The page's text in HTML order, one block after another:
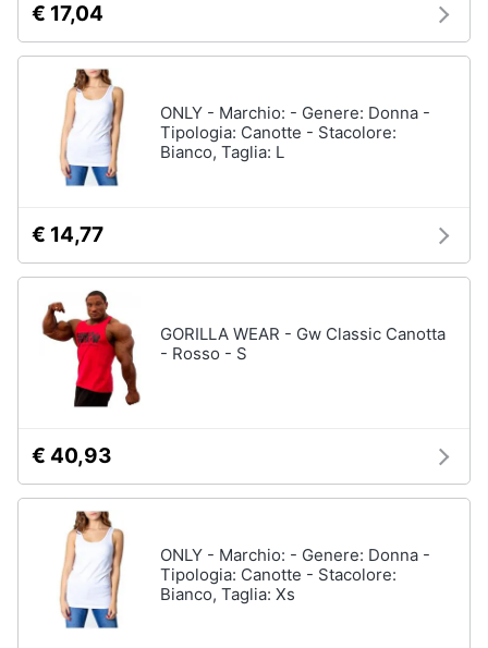
€ 17,04
ONLY - Marchio: - Genere: Donna -
Tipologia: Canotte - Stacolore:
Bianco, Taglia: L
€ 14,77
GORILLA WEAR - Gw Classic Canotta
- Rosso - S
€ 40,93
ONLY - Marchio: - Genere: Donna -
Tipologia: Canotte - Stacolore:
Bianco, Taglia: Xs